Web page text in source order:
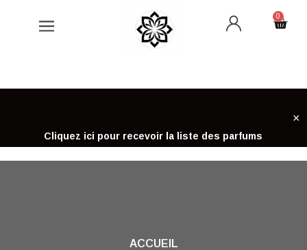
0
Cart
Cliquez ici pour recevoir la liste des parfums
×
ACCUEIL